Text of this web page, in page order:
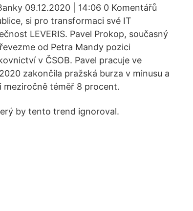
09.12.2020 | 14:06 0 Komentářů
si pro transformaci své IT
LEVERIS. Pavel Prokop, současný
od Petra Mandy pozici
v ČSOB. Pavel pracuje ve
zakončila pražská burza v minusu a
meziročně téměř 8 procent.
by tento trend ignoroval.